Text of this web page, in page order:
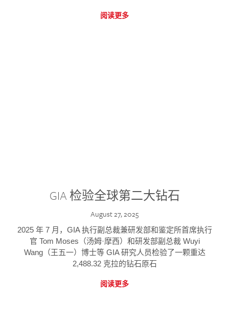
阅读更多
GIA 检验全球第二大钻石
August 27, 2025
2025 年 7 月，GIA 执行副总裁兼研发部和鉴定所首席执行
官 Tom Moses（汤姆·摩西）和研发部副总裁 Wuyi
Wang（王五一）博士等 GIA 研究人员检验了一颗重达
2,488.32 克拉的钻石原石
阅读更多